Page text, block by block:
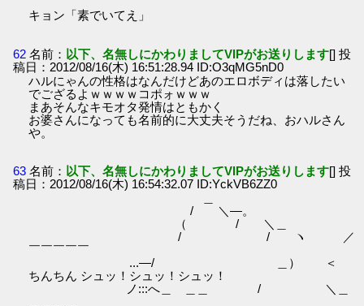
キョン「素でいてえ」
62 名前： 以下、名無しにかわりましてVIPがお送りします[] 投
稿日：2012/08/16(木) 16:51:28.94 ID:O3qMG5nD0
ハルにゃんの性格はなんだけどあのエロボディは落したい
でござるよｗｗｗｗコポォｗｗｗ
まあそんなキモオタ発情はともかく
お婆さんになっても名前的に大丈夫そうだね、おハルさん
や。
63 名前： 以下、名無しにかわりましてVIPがお送りします[] 投
稿日：2012/08/16(木) 16:54:32.07 ID:YckVB6ZZ0
/ ＼―。
（ / ＼＿
/ / ヽ ／
￣￣￣￣￣
...―/ ＿） ＜
ちんちん シュッ！シュッ！シュッ！
ノ:::へ＿ ＿＿ / ＼＿